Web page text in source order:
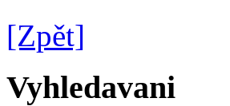
[Zpět]
Vyhledavani